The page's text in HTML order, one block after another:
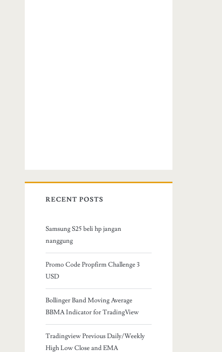
RECENT POSTS
Samsung S25 beli hp jangan
nanggung
Promo Code Propfirm Challenge 3
USD
Bollinger Band Moving Average
BBMA Indicator for TradingView
Tradingview Previous Daily/Weekly
High Low Close and EMA